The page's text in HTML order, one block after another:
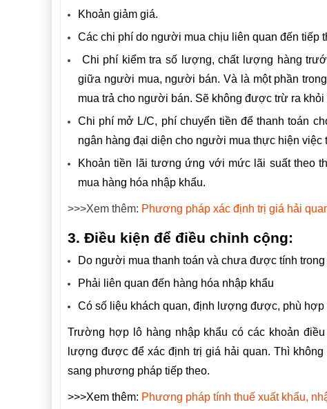
Khoản giảm giá.
Các chi phí do người mua chịu liên quan đến tiếp
Chi phí kiểm tra số lượng, chất lượng hàng
giữa người mua, người bán. Và là một phần
mua trả cho người bán. Sẽ không được trừ ra khỏi
Chi phí mở L/C, phí chuyển tiền để thanh toán
ngân hàng đại diện cho người mua thực hiện việc
Khoản tiền lãi tương ứng với mức lãi suất theo
mua hàng hóa nhập khẩu.
>>>Xem thêm: Phương pháp xác định trị giá hải
3. Điều kiện để điều chỉnh cộng:
Do người mua thanh toán và chưa được tính
Phải liên quan đến hàng hóa nhập khẩu
Có số liệu khách quan, định lượng được, phù
Trường hợp lô hàng nhập khẩu có các khoản
lượng được để xác định trị giá hải quan. Thì
sang phương pháp tiếp theo.
>>>Xem thêm: Phương pháp tính thuế xuất khẩu,